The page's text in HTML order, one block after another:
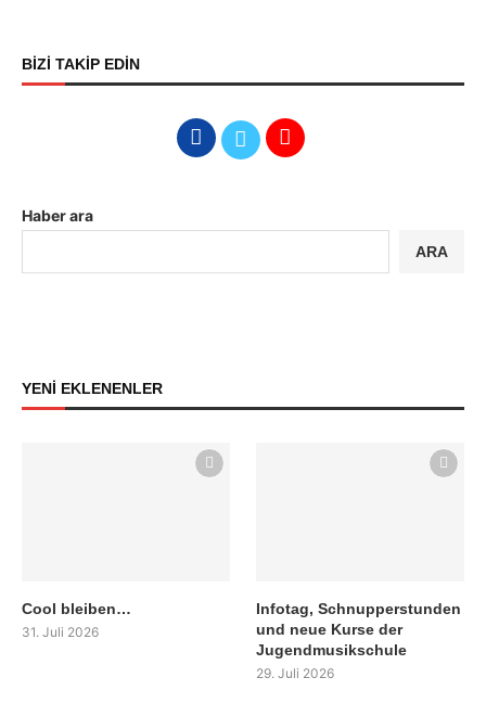
BİZİ TAKİP EDİN
Haber ara
ARA
YENİ EKLENENLER
Cool bleiben…
31. Juli 2026
Infotag, Schnupperstunden
und neue Kurse der
Jugendmusikschule
29. Juli 2026